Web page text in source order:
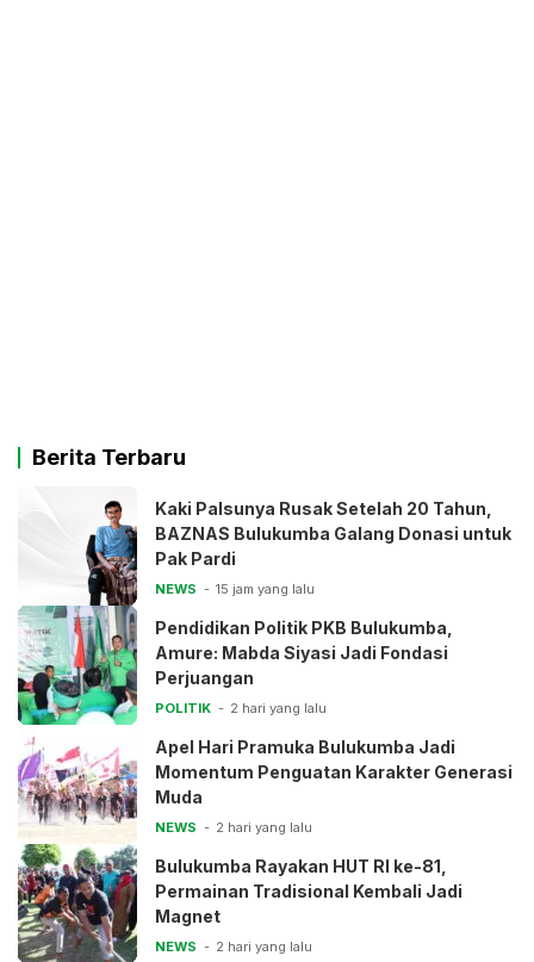
Berita Terbaru
Kaki Palsunya Rusak Setelah 20 Tahun,
BAZNAS Bulukumba Galang Donasi untuk
Pak Pardi
NEWS 15 jam yang lalu
Pendidikan Politik PKB Bulukumba,
Amure: Mabda Siyasi Jadi Fondasi
Perjuangan
POLITIK 2 hari yang lalu
Apel Hari Pramuka Bulukumba Jadi
Momentum Penguatan Karakter Generasi
Muda
NEWS 2 hari yang lalu
Bulukumba Rayakan HUT RI ke-81,
Permainan Tradisional Kembali Jadi
Magnet
NEWS 2 hari yang lalu